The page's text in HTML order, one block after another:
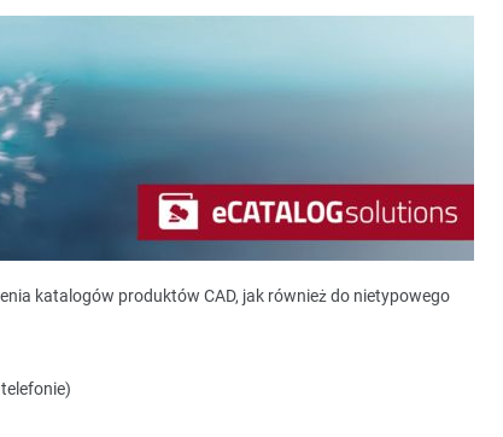
katalogów produktów CAD, jak również do nietypowego